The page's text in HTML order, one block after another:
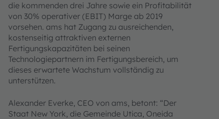
die kommenden drei Jahre sowie ein Profitabilität
von 30% operativer (EBIT) Marge ab 2019
vorsehen. ams hat Zugang zu ausreichenden,
kostenseitig attraktiven externen
Fertigungskapazitäten bei seinen
Technologiepartnern im Fertigungsbereich, um
dieses erwartete Wachstum vollständig zu
unterstützen.
Alexander Everke, CEO von ams, betont: “Der
Staat New York, die Gemeinde Utica, Oneida